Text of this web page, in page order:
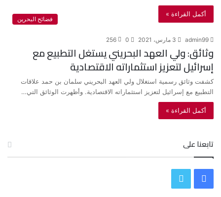
أكمل القراءة »
فضائح البحرين
admin99 3 مارس، 2021 0
256
وثائق: ولي العهد البحريني يستغل التطبيع مع
إسرائيل لتعزيز استثماراته الاقتصادية
كشفت وثائق رسمية استغلال ولي العهد البحريني سلمان بن حمد علاقات
التطبيع مع إسرائيل لتعزيز استثماراته الاقتصادية. وأظهرت الوثائق التي…
أكمل القراءة »
تابعنا على